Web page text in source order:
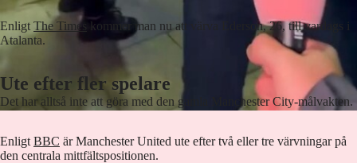
Enligt The Times kommer man nu att värva Ederson, 26, till vardags i
Atalanta.
Ute efter fler spelare
Det har alltså inte att göra med den gamla Manchester City-målvakten.
Enligt BBC är Manchester United ute efter två eller tre värvningar på
den centrala mittfältspositionen.